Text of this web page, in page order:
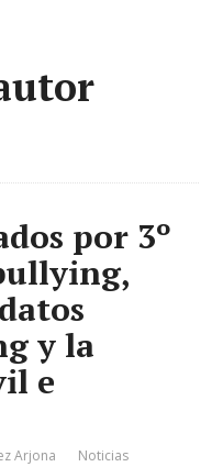
por 3º
y la
e
Arjona
Noticias